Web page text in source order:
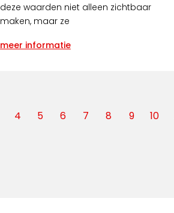
deze waarden niet alleen zichtbaar
maken, maar ze
meer informatie
4 5 6 7 8 9 10